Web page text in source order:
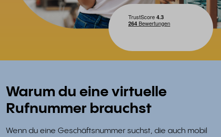
Warum du eine virtuelle
Rufnummer brauchst
Wenn du eine Geschäftsnummer suchst, die auch mobil